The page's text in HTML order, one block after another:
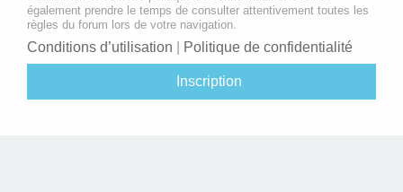
également prendre le temps de consulter attentivement toutes les
règles du forum lors de votre navigation.
Conditions d’utilisation Politique de confidentialité
Inscription